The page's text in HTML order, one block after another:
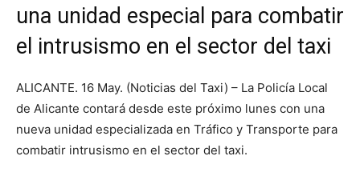
una unidad especial para combatir
el intrusismo en el sector del taxi
ALICANTE. 16 May. (Noticias del Taxi) – La Policía Local
de Alicante contará desde este próximo lunes con una
nueva unidad especializada en Tráfico y Transporte para
combatir intrusismo en el sector del taxi.